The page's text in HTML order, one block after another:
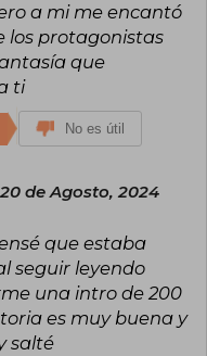
a mi me encantó
los protagonistas
que
ti
No es útil
de Agosto, 2024
que estaba
seguir leyendo
una intro de 200
es muy buena y
salté